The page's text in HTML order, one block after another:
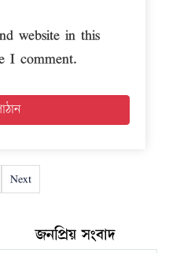
website in this
I comment.
Next
জনপ্রিয় সংবাদ